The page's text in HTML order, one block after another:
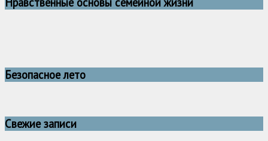
Безопасное лето
Свежие записи